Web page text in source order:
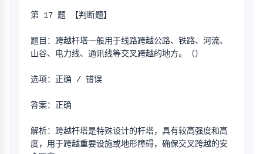
第 17 题 【判断题】
题目：跨越杆塔一般用于线路跨越公路、铁路、河流、
山谷、电力线、通讯线等交叉跨越的地方。（）
选项：正确 / 错误
答案：正确
解析：跨越杆塔是特殊设计的杆塔，具有较高强度和高
度，用于跨越重要设施或地形障碍，确保交叉跨越的安